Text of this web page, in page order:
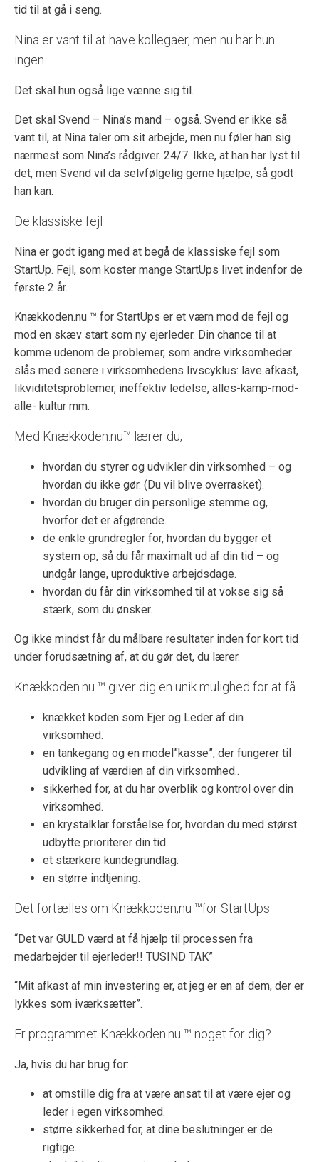
tid til at gå i seng.
Nina er vant til at have kollegaer, men nu har hun
ingen
Det skal hun også lige vænne sig til.
Det skal Svend – Nina’s mand – også. Svend er ikke så
vant til, at Nina taler om sit arbejde, men nu føler han sig
nærmest som Nina’s rådgiver. 24/7. Ikke, at han har lyst til
det, men Svend vil da selvfølgelig gerne hjælpe, så godt
han kan.
De klassiske fejl
Nina er godt igang med at begå de klassiske fejl som
StartUp. Fejl, som koster mange StartUps livet indenfor de
første 2 år.
Knækkoden.nu ™ for StartUps er et værn mod de fejl og
mod en skæv start som ny ejerleder. Din chance til at
komme udenom de problemer, som andre virksomheder
slås med senere i virksomhedens livscyklus: lave afkast,
likviditetsproblemer, ineffektiv ledelse, alles-kamp-mod-
alle- kultur mm.
Med Knækkoden.nu™ lærer du,
hvordan du styrer og udvikler din virksomhed – og
hvordan du ikke gør. (Du vil blive overrasket).
hvordan du bruger din personlige stemme og,
hvorfor det er afgørende.
de enkle grundregler for, hvordan du bygger et
system op, så du får maximalt ud af din tid – og
undgår lange, uproduktive arbejdsdage.
hvordan du får din virksomhed til at vokse sig så
stærk, som du ønsker.
Og ikke mindst får du målbare resultater inden for kort tid
under forudsætning af, at du gør det, du lærer.
Knækkoden.nu ™ giver dig en unik mulighed for at få
knækket koden som Ejer og Leder af din
virksomhed.
en tankegang og en model”kasse”, der fungerer til
udvikling af værdien af din virksomhed..
sikkerhed for, at du har overblik og kontrol over din
virksomhed.
en krystalklar forståelse for, hvordan du med størst
udbytte prioriterer din tid.
et stærkere kundegrundlag.
en større indtjening.
Det fortælles om Knækkoden,nu ™for StartUps
“Det var GULD værd at få hjælp til processen fra
medarbejder til ejerleder!! TUSIND TAK”
“Mit afkast af min investering er, at jeg er en af dem, der er
lykkes som iværksætter”.
Er programmet Knækkoden.nu ™ noget for dig?
Ja, hvis du har brug for:
at omstille dig fra at være ansat til at være ejer og
leder i egen virksomhed.
større sikkerhed for, at dine beslutninger er de
rigtige.